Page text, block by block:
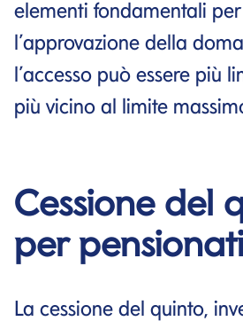
elementi fondamentali
l’approvazione della
l’accesso può essere più
più vicino al limite
Cessione del
per pensionati
La cessione del quinto,